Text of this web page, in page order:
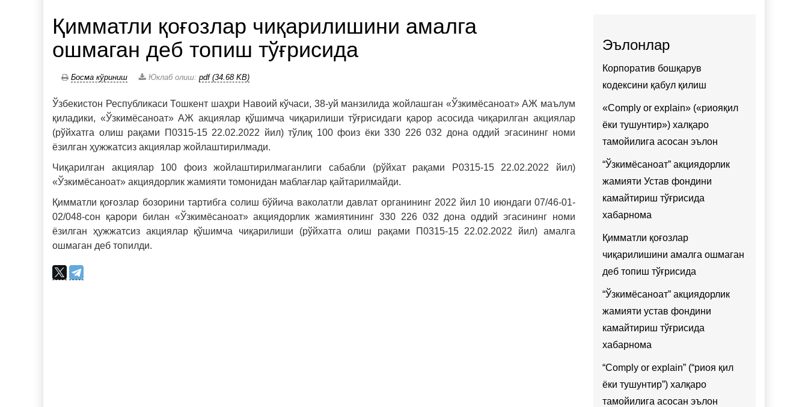
Қимматли қоғозлар чиқарилишини амалга
ошмаган деб топиш тўғрисида
Босма кўриниш Юклаб олиш: pdf (34.68 KB)
Ўзбекистон Республикаси Тошкент шаҳри Навоий кўчаси, 38-уй манзилида жойлашган «Ўзкимёсаноат» АЖ маълум
қиладики, «Ўзкимёсаноат» АЖ акциялар қўшимча чиқарилиши тўғрисидаги қарор асосида чиқарилган акциялар
(рўйхатга олиш рақами П0315-15 22.02.2022 йил) тўлиқ 100 фоиз ёки 330 226 032 дона оддий эгасининг номи
ёзилган ҳужжатсиз акциялар жойлаштирилмади.
Чиқарилган акциялар 100 фоиз жойлаштирилмаганлиги сабабли (рўйхат рақами Р0315-15 22.02.2022 йил)
«Ўзкимёсаноат» акциядорлик жамияти томонидан маблағлар қайтарилмайди.
Қимматли қоғозлар бозорини тартибга солиш бўйича ваколатли давлат органининг 2022 йил 10 июндаги 07/46-01-
02/048-сон қарори билан «Ўзкимёсаноат» акциядорлик жамиятининг 330 226 032 дона оддий эгасининг номи
ёзилган ҳужжатсиз акциялар қўшимча чиқарилиши (рўйхатга олиш рақами П0315-15 22.02.2022 йил) амалга
ошмаган деб топилди.
Эълонлар
Корпоратив бошқарув
кодексини қабул қилиш
«Comply or explain» («риояқил
ёки тушунтир») халқаро
тамойилига асосан эълон
“Ўзкимёсаноат” акциядорлик
жамияти Устав фондини
камайтириш тўғрисида
хабарнома
Қимматли қоғозлар
чиқарилишини амалга ошмаган
деб топиш тўғрисида
“Ўзкимёсаноат” акциядорлик
жамияти устав фондини
камайтириш тўғрисида
хабарнома
“Comply or explain” (“риоя қил
ёки тушунтир”) халқаро
тамойилига асосан эълон